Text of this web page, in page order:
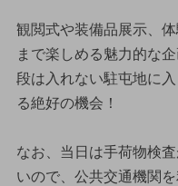
観閲式や装備品展示、
まで楽しめる魅力的な
段は入れない駐屯地に
る絶好の機会！
なお、当日は手荷物検
いので、公共交通機関